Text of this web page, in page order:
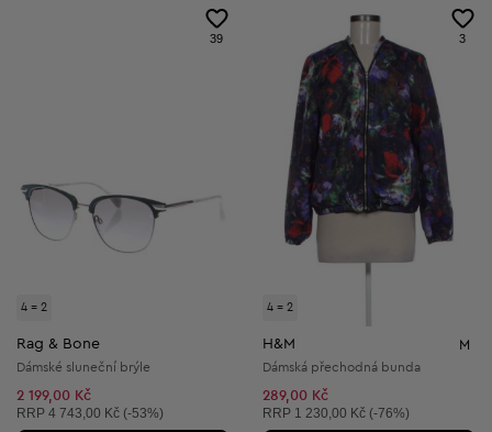
4 = 2
39
Rag & Bone
Dámské sluneční brýle
2 199,00 Kč
Doporučená cena:
RRP 4 743,00 Kč (-53%)
4 = 2
3
H&M M
Dámská přechodná bunda
289,00 Kč
Doporučená cena:
RRP 1 230,00 Kč (-76%)